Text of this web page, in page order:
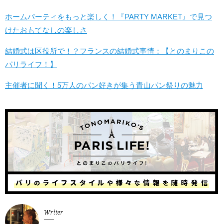
ホームパーティをもっと楽しく！『PARTY MARKET』で見つ
けたおもてなしの楽しさ
結婚式は区役所で！？フランスの結婚式事情：【とのまりこの
パリライフ！】
主催者に聞く！5万人のパン好きが集う青山パン祭りの魅力
Writer